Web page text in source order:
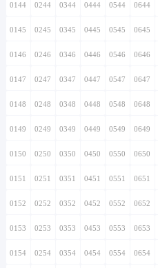
0144 0244 0344 0444 0544 0644
0145 0245 0345 0445 0545 0645
0146 0246 0346 0446 0546 0646
0147 0247 0347 0447 0547 0647
0148 0248 0348 0448 0548 0648
0149 0249 0349 0449 0549 0649
0150 0250 0350 0450 0550 0650
0151 0251 0351 0451 0551 0651
0152 0252 0352 0452 0552 0652
0153 0253 0353 0453 0553 0653
0154 0254 0354 0454 0554 0654